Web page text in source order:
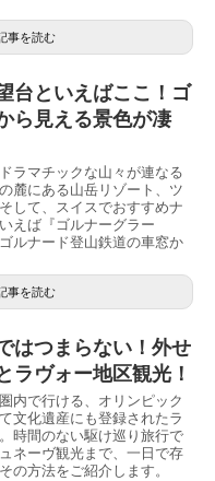
事を読む
台といえばここ！ゴ
ら見える景色が凄
ラマチックな山々が連なる
麓にある山岳リゾート、ツ
して、スイスでおすすめナ
えば『ゴルナーグラー
ルナード登山鉄道の車窓か
事を読む
はつまらない！外せ
ラヴォー地区観光！
内で行ける、オリンピック
文化遺産にも登録されたラ
時間のない駆け巡り旅行で
ネーヴ観光まで、一日で存
の方法をご紹介します。